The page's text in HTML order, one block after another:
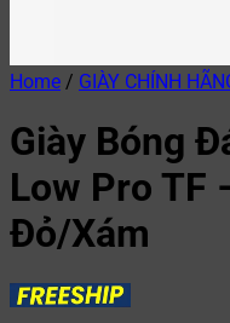
Home / GIÀY CHÍNH
Giày Bóng
Low Pro TF
Đỏ/Xám